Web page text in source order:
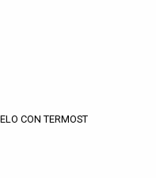
CON TERMOST